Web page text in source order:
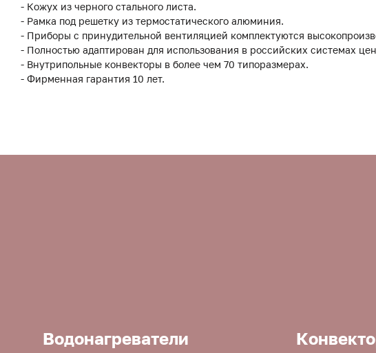
- Кожух из черного стального листа.
- Рамка под решетку из термостатического алюминия.
- Приборы с принудительной вентиляцией комплектуются
- Полностью адаптирован для использования в российских системах
- Внутрипольные конвекторы в более чем 70 типоразмерах.
- Фирменная гарантия 10 лет.
Водонагреватели